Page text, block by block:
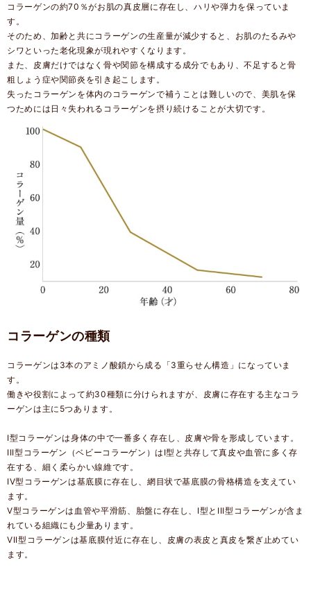
コラーゲンの約70％がお肌の真皮層に存在し、ハリや弾力を保っていま
す。
そのため、加齢と共にコラーゲンの生産量が減少すると、お肌のたるみや
シワといった老化現象が現れやすくなります。
また、皮膚だけではなく骨や関節を構成する成分でもあり、不足すると骨
粗しょう症や関節炎を引き起こします。
失ったコラーゲンを体内のコラーゲンで補うことは難しいので、美肌を保
つためには日々失われるコラーゲンを摂り続けることが大切です。
コラーゲンの種類
コラーゲンは3本のアミノ酸鎖から成る「3重らせん構造」になっていま
す。
働きや役割によって約30種類に分けられますが、皮膚に存在する主なコラ
ーゲンは主に5つあります。
I型コラーゲンは身体の中で一番多く存在し、皮膚や骨を形成しています。
III型コラーゲン（ベビーコラーゲン）はI型と共存して真皮や血管に多く存
在する、細く柔らかい線維です。
IV型コラーゲンは基底膜に存在し、網目状で基底膜の骨格構造を支えてい
ます。
V型コラーゲンは血管や平滑筋、胎盤に存在し、I型とIII型コラーゲンが含ま
れている組織にも少量あります。
VII型コラーゲンは基底膜付近に存在し、皮膚の表皮と真皮を繋ぎ止めてい
ます。